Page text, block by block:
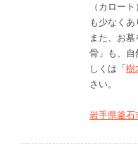
（カロー
も少なくあ
また、お
骨」も、自
しくは「樹
さい。
岩手県釜石